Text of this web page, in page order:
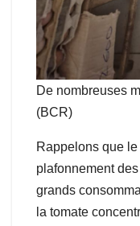
De nombreuses
(BCR)
Rappelons que
plafonnement
grands
la tomate